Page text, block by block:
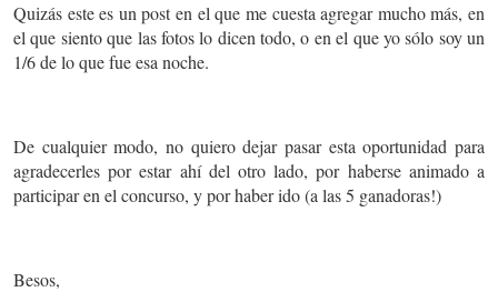
Quizás este es un post en el que me cuesta agregar mucho más, en
el que siento que las fotos lo dicen todo, o en el que yo sólo soy un
1/6 de lo que fue esa noche.
De cualquier modo, no quiero dejar pasar esta oportunidad para
agradecerles por estar ahí del otro lado, por haberse animado a
participar en el concurso, y por haber ido (a las 5 ganadoras!)
Besos,